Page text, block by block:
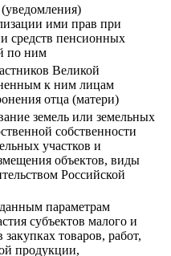
ими прав при
средств пенсионных
по ним
Великой
к ним лицам
отца (матери)
земель или земельных
собственности
участков и
объектов, виды
Российской
параметрам
субъектов малого и
товаров, работ,
продукции,